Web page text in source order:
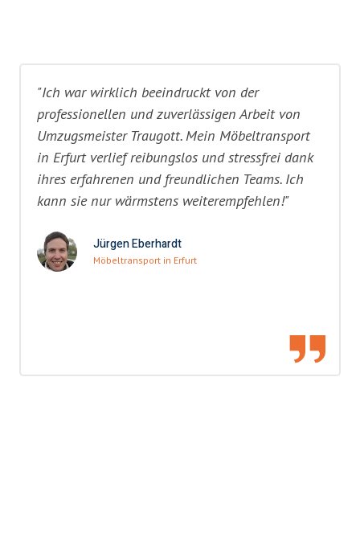
"Ich war wirklich beeindruckt von der
professionellen und zuverlässigen Arbeit von
Umzugsmeister Traugott. Mein Möbeltransport
in Erfurt verlief reibungslos und stressfrei dank
ihres erfahrenen und freundlichen Teams. Ich
kann sie nur wärmstens weiterempfehlen!"
Jürgen Eberhardt
Möbeltransport in Erfurt